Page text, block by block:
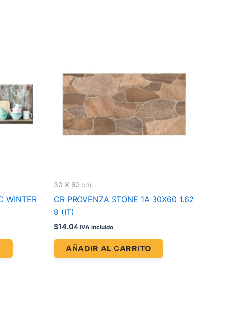
WINTER
30 X 60 cm.
CR PROVENZA STONE 1A 30X60 1.62
9 (IT)
$14.04 IVA incluido
AÑADIR AL CARRITO